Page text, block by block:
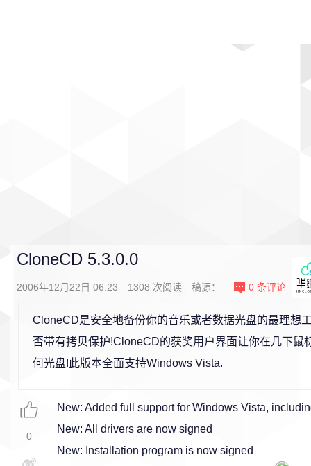
CloneCD 5.3.0.0
2006年12月22日 06:23 1308 次阅读 稿源： 0 条评论
CloneCD是安全地备份你的音乐或者数据光盘的最理想
否带有拷贝保护!CloneCD的获奖用户界面让你在几下鼠
何光盘!此版本全面支持Windows Vista.
New: Added full support for Windows Vista,
New: All drivers are now signed
New: Installation program is now signed
0